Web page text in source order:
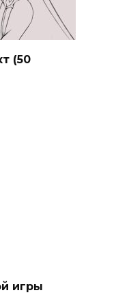
(50
игры